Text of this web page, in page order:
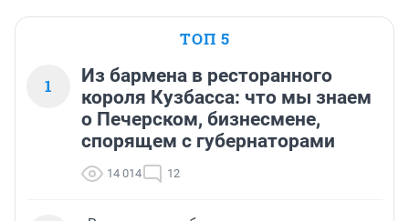
ТОП 5
1
Из бармена в ресторанного
короля Кузбасса: что мы знаем
о Печерском, бизнесмене,
спорящем с губернаторами
14 014 12